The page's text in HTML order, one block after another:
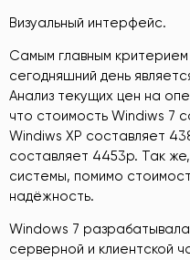
Визуальный интерфейс.
Самым главным критерием
сегодняшний день
Анализ текущих цен на
что стоимость Windiws 7
Windiws ХР составляет
составляет 4453р. Так
системы, помимо
надёжность.
Windows 7
серверной и клиентской